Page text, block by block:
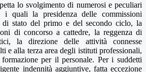
lo svolgimento di numerosi e peculiari
i quali la presidenza delle commissioni
di stato del primo e del secondo ciclo, la
di concorso a cattedre, la reggenza di
la direzione delle attività connesse
e alla terza area degli istituti professionali,
per il personale. Per i suddetti
indennità aggiuntive, fatta eccezione